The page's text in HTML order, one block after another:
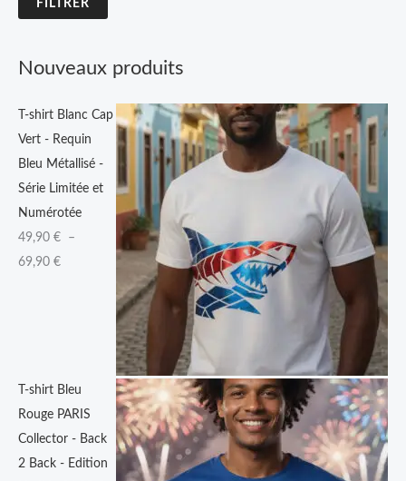
FILTRER
Nouveaux produits
T-shirt Blanc Cap
Vert - Requin
Bleu Métallisé -
Série Limitée et
Numérotée
49,90 €
–
69,90 €
4
,
0
€
à
6
9
,
T-shirt Bleu
Rouge PARIS
Collector - Back
2 Back - Edition